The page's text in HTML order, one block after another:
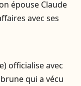
épouse Claude
avec ses
officialise avec
qui a vécu